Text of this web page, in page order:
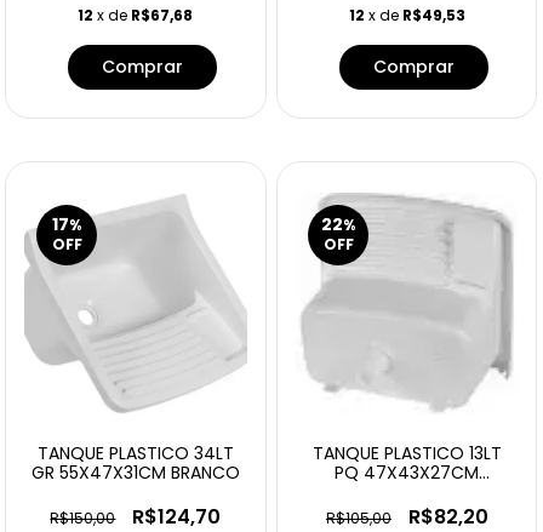
12 x de R$67,68 12 x de R$49,53
17%
OFF
TANQUE PLASTICO 34LT
GR 55X47X31CM BRANCO
R$150,00 R$124,70
22%
OFF
TANQUE PLASTICO 13LT
PQ 47X43X27CM
R$105,00 R$82,20